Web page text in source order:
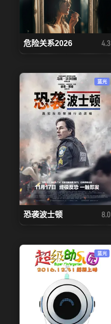
危险关系2026 4.3
蓝光
恐袭波士顿 8.0
蓝光